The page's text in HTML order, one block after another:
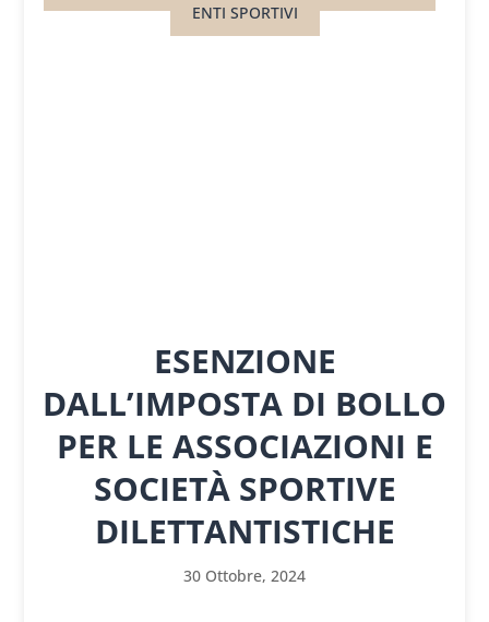
ENTI SPORTIVI
ESENZIONE
DALL’IMPOSTA DI BOLLO
PER LE ASSOCIAZIONI E
SOCIETÀ SPORTIVE
DILETTANTISTICHE
30 Ottobre, 2024